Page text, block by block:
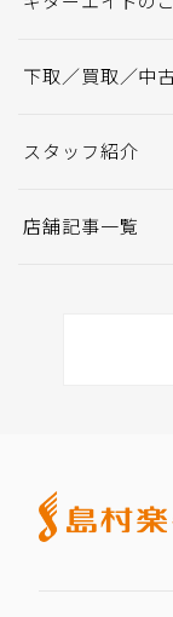
下取／買取／中
スタッフ紹介
店舗記事一覧